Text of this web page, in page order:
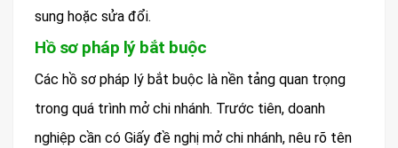
sung hoặc sửa đổi.
Hồ sơ pháp lý bắt buộc
Các hồ sơ pháp lý bắt buộc là nền tảng quan trọng
trong quá trình mở chi nhánh. Trước tiên, doanh
nghiệp cần có Giấy đề nghị mở chi nhánh, nêu rõ tên